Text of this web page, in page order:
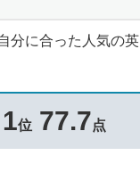
分に合った人気の英
位 77.7点